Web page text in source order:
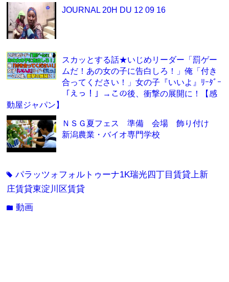
JOURNAL 20H DU 12 09 16
スカッとする話★いじめリーダー「罰ゲー
ムだ！あの女の子に告白しろ！」俺「付き
合ってください！」女の子『いいよ』ﾘｰﾀﾞｰ
「えっ！」→この後、衝撃の展開に！【感
動屋ジャパン】
ＮＳＧ夏フェス 準備 会場 飾り付け
新潟農業・バイオ専門学校
tagパラッツォフォルトゥーナ1K瑞光四丁目賃貸上新
庄賃貸東淀川区賃貸
folder動画